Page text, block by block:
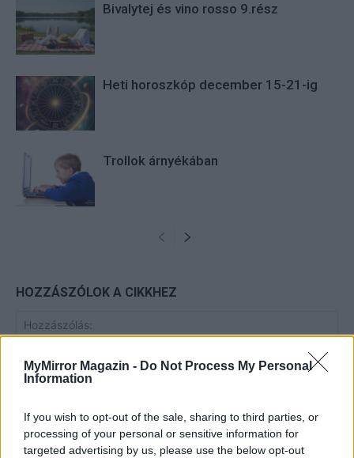
MyMirror Magazin - Do Not Process My Personal
Information
If you wish to opt-out of the sale, sharing to third parties, or
processing of your personal or sensitive information for
targeted advertising by us, please use the below opt-out
Bivalytej és vino rosso 9.rész
Heti horoszkóp december 15-21-ig
Trollok árnyékában
HOZZÁSZÓLOK A CIKKHEZ